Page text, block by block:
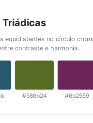
Triádicas
equidistantes no círculo
contraste e harmonia.
#586b24 #6b2559